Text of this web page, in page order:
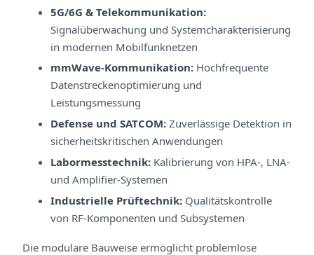
5G/6G & Telekommunikation:
Signalüberwachung und Systemcharakterisierung
in modernen Mobilfunknetzen
mmWave-Kommunikation: Hochfrequente
Datenstreckenoptimierung und
Leistungsmessung
Defense und SATCOM: Zuverlässige Detektion in
sicherheitskritischen Anwendungen
Labormesstechnik: Kalibrierung von HPA-, LNA-
und Amplifier-Systemen
Industrielle Prüftechnik: Qualitätskontrolle
von RF-Komponenten und Subsystemen
Die modulare Bauweise ermöglicht problemlose